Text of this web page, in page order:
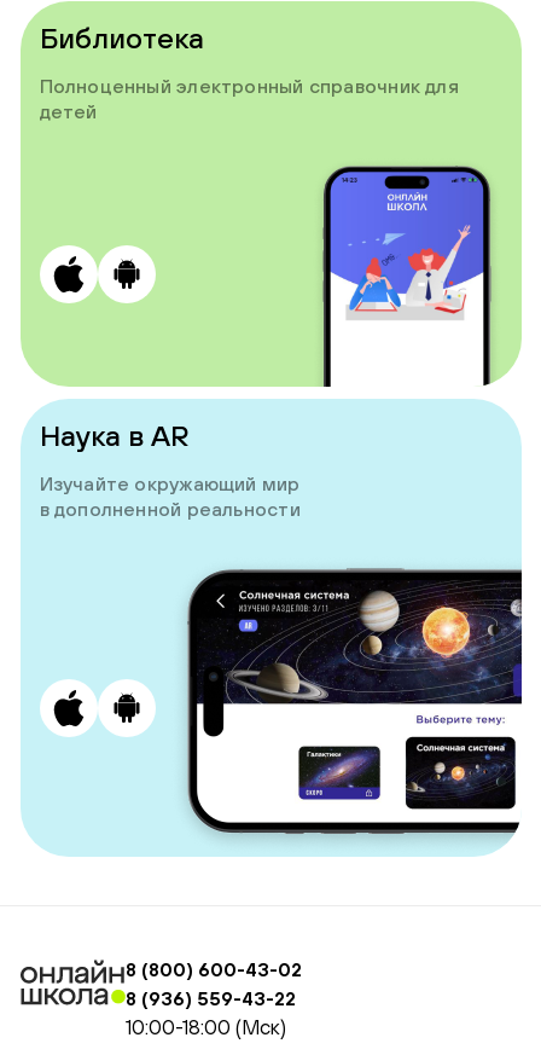
Библиотека
Полноценный электронный справочник для
детей
Наука в AR
Изучайте окружающий мир
в дополненной реальности
8 (800) 600-43-02
8 (936) 559-43-22
10:00-18:00 (Мск)